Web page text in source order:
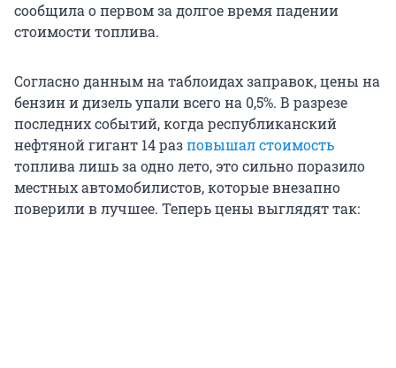
сообщила о первом за долгое время падении
стоимости топлива.
Согласно данным на таблоидах заправок, цены на
бензин и дизель упали всего на 0,5%. В разрезе
последних событий, когда республиканский
нефтяной гигант 14 разповышал стоимость
топлива лишь за одно лето, это сильно поразило
местных автомобилистов, которые внезапно
поверили в лучшее. Теперь цены выглядят так: